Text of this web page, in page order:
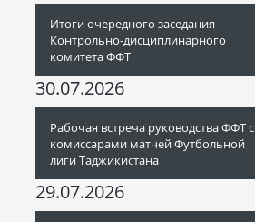
Итоги очередного заседания
Контрольно-дисциплинарного
комитета ФФТ
30.07.2026
Рабочая встреча руководства ФФТ с
комиссарами матчей Футбольной
лиги Таджикистана
29.07.2026